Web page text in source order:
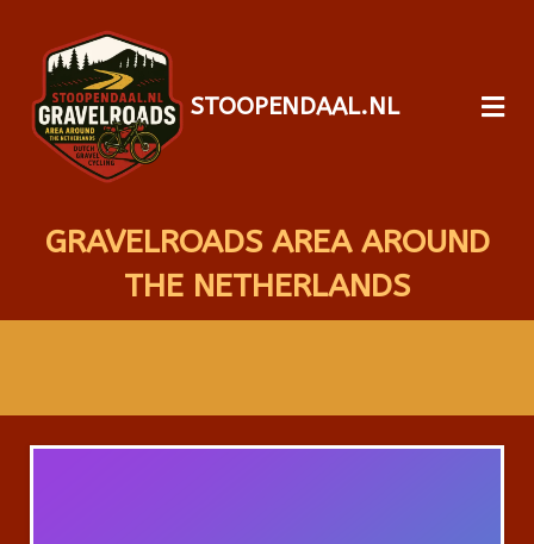
STOOPENDAAL.NL
GRAVELROADS AREA AROUND
THE NETHERLANDS